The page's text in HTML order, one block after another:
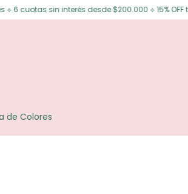
sin interés desde $200.000 ⟡ 15% OFF
de Colores